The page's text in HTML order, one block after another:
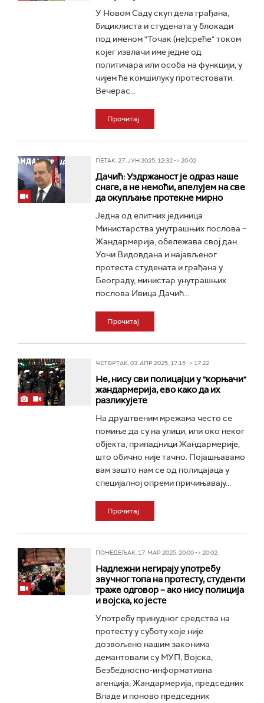
У Новом Саду скуп дела грађана,
бициклиста и студената у блокади
под именом "Точак (не)среће" током
којег извлачи име једне од
политичара или особа на функцији, у
чијем ће комшилуку протестовати.
Вечерас...
Прочитај
ПЕТАК, 27. ЈУН 2025, 12:32 -> 20:02
Дачић: Уздржаност је одраз наше
снаге, а не немоћи, апелујем на све
да окупљање протекне мирно
Једна од елитних јединица
Министарства унутрашњих послова –
Жандармерија, обележава свој дан.
Уочи Видовдана и најављеног
протеста студената и грађана у
Београду, министар унутрашњих
послова Ивица Дачић...
Прочитај
ЧЕТВРТАК, 03. АПР 2025, 17:15 -> 17:22
Не, нису сви полицајци у "корњачи"
жандармерија, ево како да их
разликујете
На друштвеним мрежама често се
помиње да су на улици, или око неког
објекта, припадници Жандармерије,
што обично није тачно. Појашњавамо
вам зашто нам се од полицајаца у
специјалној опреми причињавају...
Прочитај
ПОНЕДЕЉАК, 17. МАР 2025, 20:00 -> 20:02
Надлежни негирају употребу
звучног топа на протесту, студенти
траже одговор – ако нису полиција
и војска, ко јесте
Употребу принудног средства на
протесту у суботу које није
дозвољено нашим законима
демантовали су МУП, Војска,
Безбедносно-информативна
агенција, Жандармерија, председник
Владе и поново председник